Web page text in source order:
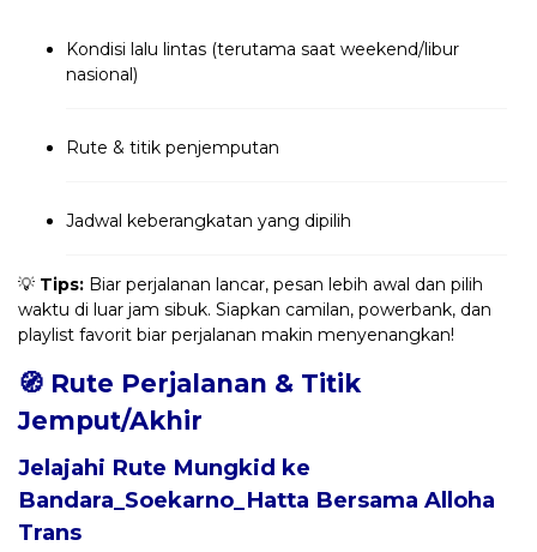
Kondisi lalu lintas (terutama saat weekend/libur
nasional)
Rute & titik penjemputan
Jadwal keberangkatan yang dipilih
💡 Tips: Biar perjalanan lancar, pesan lebih awal dan pilih
waktu di luar jam sibuk. Siapkan camilan, powerbank, dan
playlist favorit biar perjalanan makin menyenangkan!
🧭 Rute Perjalanan & Titik
Jemput/Akhir
Jelajahi Rute Mungkid ke
Bandara_Soekarno_Hatta Bersama Alloha
Trans